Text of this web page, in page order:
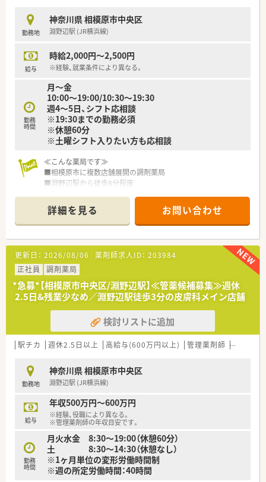
■充実した研修制度、人事制度、評価制度、キャリア支援制度等
があるのも特徴です
勤務地
神奈川県 相模原市中央区
淵野辺駅 (JR横浜線)
給与
時給2,000円～2,500円
※経験、就業条件により異なる。
勤務
時間
月～金
10:00～19:00/10:30～19:30
週4～5日、シフト応相談
※19:30までの勤務必須
※休憩60分
※土曜シフト入りたい方も応相談
≪こんな薬局です≫
■相模原市に複数店舗展開の調剤薬局
■淵野辺駅から徒歩8分程度
■外来は小児科・内科メイン、完全予約制のため大幅に終わりが
遅くなることはありません
■外来だけではなく在宅にも注力しています
■常勤3名、パート1名の体制
40~50代のメンバー構成で、育児にも理解のある環境
≪こんな働き方です≫
■平日のみOK、週4～5日程度
■最大19:30までのシフト
■高時給2,500円まで検討可
■基本的には外来メインですが、在宅をやりたい方は在宅中心の
お仕事もOK（在宅担当は自動車運転必須）
詳細を見る お問い合わせ
更新日： 2026/08/06 薬剤師求人ID： 203984
正社員
調剤薬局
*急募*【相模原市中央区/淵野辺駅】≪管薬候補募集≫週休
2.5日&残業少なめ／淵野辺駅徒歩3分の皮膚科メイン店舗
検討リストに追加
駅チカ 週休2.5日以上 高給与(600万円以上) 管理薬剤師 教育制度
勤務地
神奈川県 相模原市中央区
淵野辺駅 (JR横浜線)
給与
年収500万円～600万円
※経験、役職により異なる。
※管理薬剤師の年収目安です。
勤務
時間
月火水金 8:30～19:00（休憩60分）
土 8:30～14:30（休憩なし）
※1ヶ月単位の変形労働時間制
※週の所定労働時間：40時間